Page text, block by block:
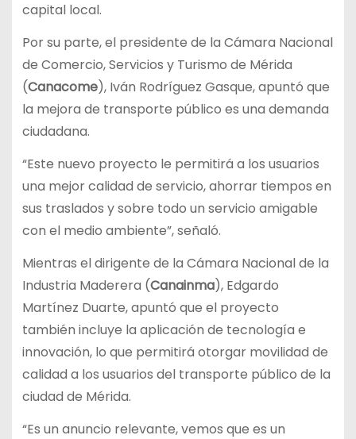
capital local.
Por su parte, el presidente de la Cámara Nacional
de Comercio, Servicios y Turismo de Mérida
(Canacome), Iván Rodríguez Gasque, apuntó que
la mejora de transporte público es una demanda
ciudadana.
“Este nuevo proyecto le permitirá a los usuarios
una mejor calidad de servicio, ahorrar tiempos en
sus traslados y sobre todo un servicio amigable
con el medio ambiente”, señaló.
Mientras el dirigente de la Cámara Nacional de la
Industria Maderera (Canainma), Edgardo
Martínez Duarte, apuntó que el proyecto
también incluye la aplicación de tecnología e
innovación, lo que permitirá otorgar movilidad de
calidad a los usuarios del transporte público de la
ciudad de Mérida.
“Es un anuncio relevante, vemos que es un